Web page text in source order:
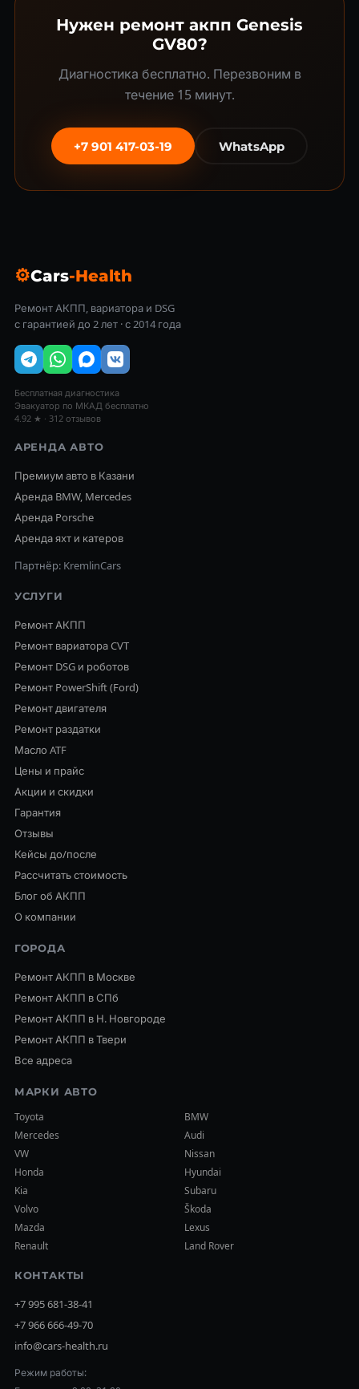
Нужен ремонт акпп Genesis
GV80?
Диагностика бесплатно. Перезвоним в
течение 15 минут.
+7 901 417-03-19 WhatsApp
⚙Cars-Health
Ремонт АКПП, вариатора и DSG
с гарантией до 2 лет · с 2014 года
Бесплатная диагностика
Эвакуатор по МКАД бесплатно
4.92 ★ · 312 отзывов
АРЕНДА АВТО
Премиум авто в Казани
Аренда BMW, Mercedes
Аренда Porsche
Аренда яхт и катеров
Партнёр: KremlinCars
УСЛУГИ
Ремонт АКПП
Ремонт вариатора CVT
Ремонт DSG и роботов
Ремонт PowerShift (Ford)
Ремонт двигателя
Ремонт раздатки
Масло ATF
Цены и прайс
Акции и скидки
Гарантия
Отзывы
Кейсы до/после
Рассчитать стоимость
Блог об АКПП
О компании
ГОРОДА
Ремонт АКПП в Москве
Ремонт АКПП в СПб
Ремонт АКПП в Н. Новгороде
Ремонт АКПП в Твери
Все адреса
МАРКИ АВТО
Toyota
BMW
Mercedes
Audi
VW
Nissan
Honda
Hyundai
Kia
Subaru
Volvo
Škoda
Mazda
Lexus
Renault
Land Rover
КОНТАКТЫ
+7 995 681-38-41
+7 966 666-49-70
info@cars-health.ru
Режим работы: